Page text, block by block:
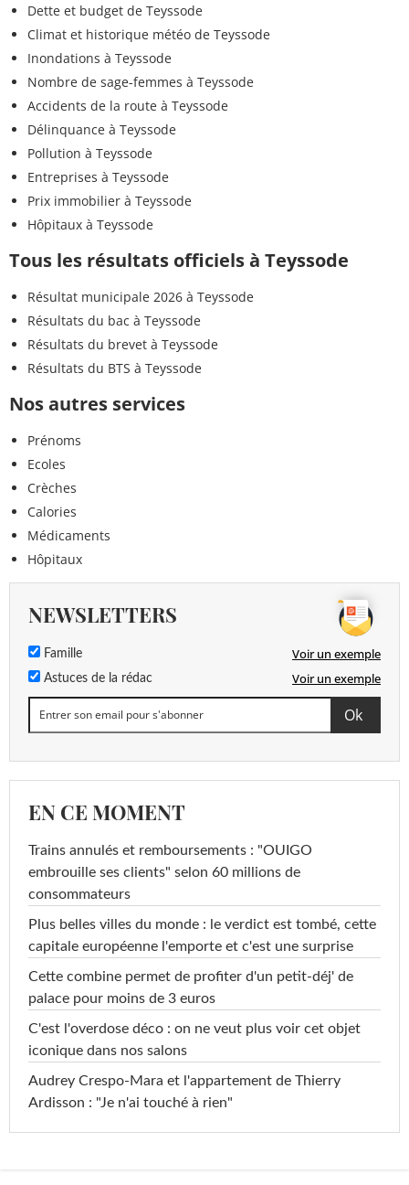
Dette et budget de Teyssode
Climat et historique météo de Teyssode
Inondations à Teyssode
Nombre de sage-femmes à Teyssode
Accidents de la route à Teyssode
Délinquance à Teyssode
Pollution à Teyssode
Entreprises à Teyssode
Prix immobilier à Teyssode
Hôpitaux à Teyssode
Tous les résultats officiels à Teyssode
Résultat municipale 2026 à Teyssode
Résultats du bac à Teyssode
Résultats du brevet à Teyssode
Résultats du BTS à Teyssode
Nos autres services
Prénoms
Ecoles
Crèches
Calories
Médicaments
Hôpitaux
NEWSLETTERS
Famille Voir un exemple
Astuces de la rédac Voir un exemple
EN CE MOMENT
Trains annulés et remboursements : "OUIGO
embrouille ses clients" selon 60 millions de
consommateurs
Plus belles villes du monde : le verdict est tombé, cette
capitale européenne l'emporte et c'est une surprise
Cette combine permet de profiter d'un petit-déj' de
palace pour moins de 3 euros
C'est l'overdose déco : on ne veut plus voir cet objet
iconique dans nos salons
Audrey Crespo-Mara et l'appartement de Thierry
Ardisson : "Je n'ai touché à rien"